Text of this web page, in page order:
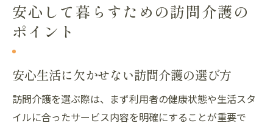
安心して暮らすための訪問介護の
ポイント
安心生活に欠かせない訪問介護の選び方
訪問介護を選ぶ際は、まず利用者の健康状態や生活スタ
イルに合ったサービス内容を明確にすることが重要で